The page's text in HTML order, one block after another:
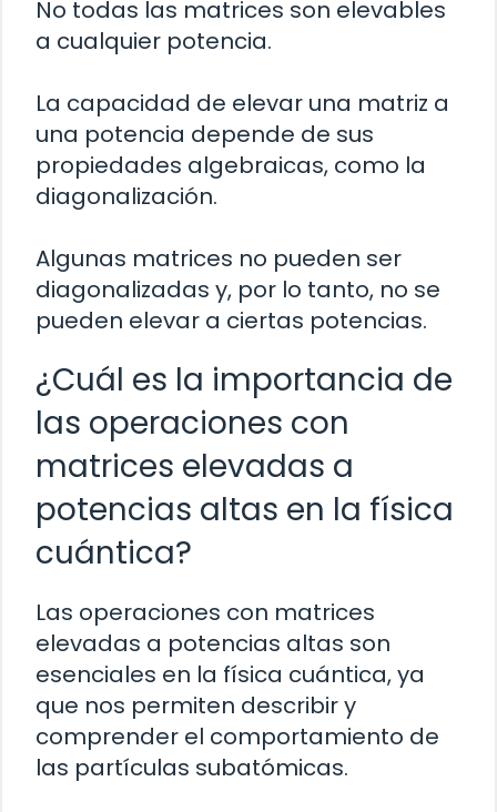
No todas las matrices son elevables
a cualquier potencia.
La capacidad de elevar una matriz a
una potencia depende de sus
propiedades algebraicas, como la
diagonalización.
Algunas matrices no pueden ser
diagonalizadas y, por lo tanto, no se
pueden elevar a ciertas potencias.
¿Cuál es la importancia de
las operaciones con
matrices elevadas a
potencias altas en la física
cuántica?
Las operaciones con matrices
elevadas a potencias altas son
esenciales en la física cuántica, ya
que nos permiten describir y
comprender el comportamiento de
las partículas subatómicas.